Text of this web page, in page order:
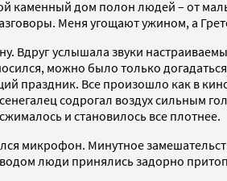
каменный дом полон людей – от
Меня угощают ужином, а
Вдруг услышала звуки
можно было только
праздник. Все произошло как в
содрогал воздух сильным
и становилось все плотнее.
микрофон. Минутное
люди принялись задорно